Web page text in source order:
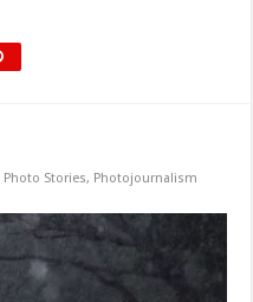
Photo Stories, Photojournalism